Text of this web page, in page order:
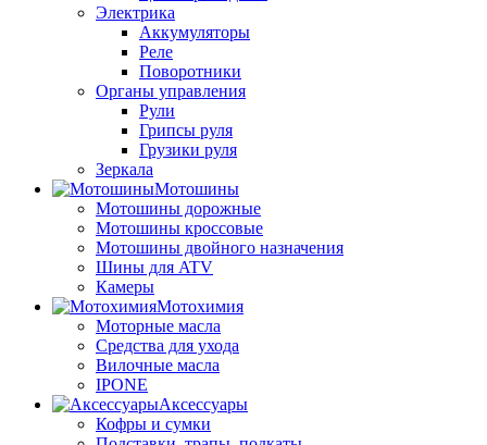
Электрика
Аккумуляторы
Реле
Поворотники
Органы управления
Рули
Грипсы руля
Грузики руля
Зеркала
Мотошины
Мотошины дорожные
Мотошины кроссовые
Мотошины двойного назначения
Шины для ATV
Камеры
Мотохимия
Моторные масла
Средства для ухода
Вилочные масла
IPONE
Аксессуары
Кофры и сумки